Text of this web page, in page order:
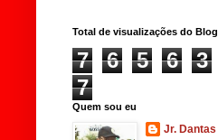
Total de visualizações do Blog
7 6 5 6 3
7
Quem sou eu
Jr. Dantas